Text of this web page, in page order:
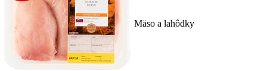
Mäso a lahôdky